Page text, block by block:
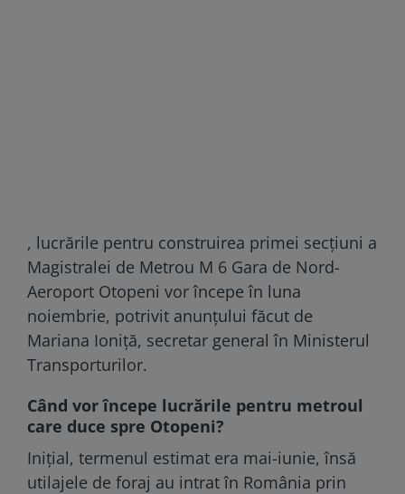
, lucrările pentru construirea primei secțiuni a
Magistralei de Metrou M 6 Gara de Nord-
Aeroport Otopeni vor începe în luna
noiembrie, potrivit anunțului făcut de
Mariana Ioniță, secretar general în Ministerul
Transporturilor.
Când vor începe lucrările pentru metroul
care duce spre Otopeni?
Inițial, termenul estimat era mai-iunie, însă
utilajele de foraj au intrat în România prin